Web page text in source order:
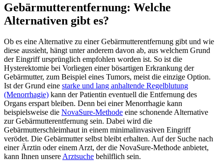
Gebärmutterentfernung: Welche
Alternativen gibt es?
Ob es eine Alternative zu einer Gebärmutterentfernung gibt und wie
diese aussieht, hängt unter anderem davon ab, aus welchem Grund
der Eingriff ursprünglich empfohlen worden ist. So ist die
Hysterektomie bei Vorliegen einer bösartigen Erkrankung der
Gebärmutter, zum Beispiel eines Tumors, meist die einzige Option.
Ist der Grund eine starke und lang anhaltende Regelblutung
(Menorrhagie) kann der Patientin eventuell die Entfernung des
Organs erspart bleiben. Denn bei einer Menorrhagie kann
beispielsweise die NovaSure-Methode eine schonende Alternative
zur Gebärmutterentfernung sein. Dabei wird die
Gebärmutterschleimhaut in einem minimalinvasiven Eingriff
verödet. Die Gebärmutter selbst bleibt erhalten. Auf der Suche nach
einer Ärztin oder einem Arzt, der die NovaSure-Methode anbietet,
kann Ihnen unsere Arztsuche behilflich sein.